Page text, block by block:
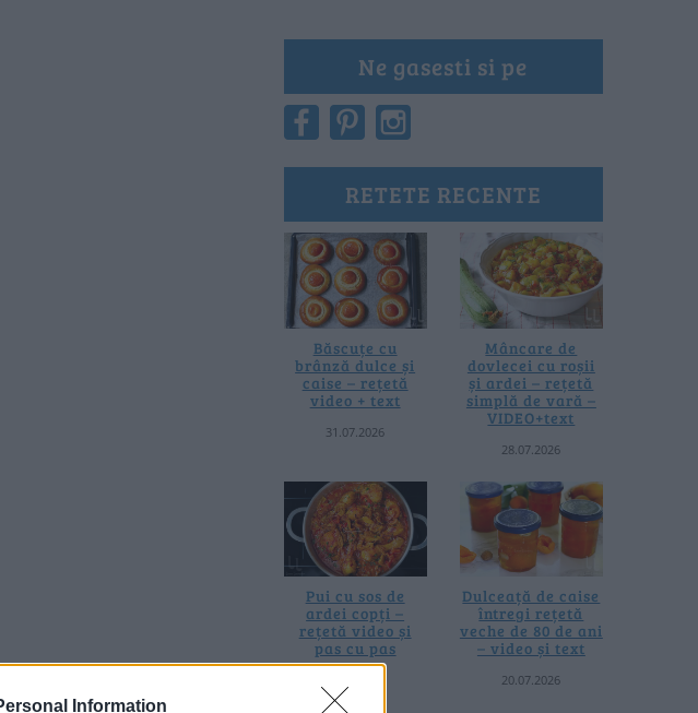
Information
Ne gasesti si pe
RETETE RECENTE
Băscuțe cu
brânză dulce și
caise – rețetă
video + text
31.07.2026
Mâncare de
dovlecei cu roșii
și ardei – rețetă
simplă de vară –
VIDEO+text
28.07.2026
Pui cu sos de
ardei copți –
rețetă video și
pas cu pas
Dulceață de caise
întregi rețetă
veche de 80 de ani
– video și text
20.07.2026